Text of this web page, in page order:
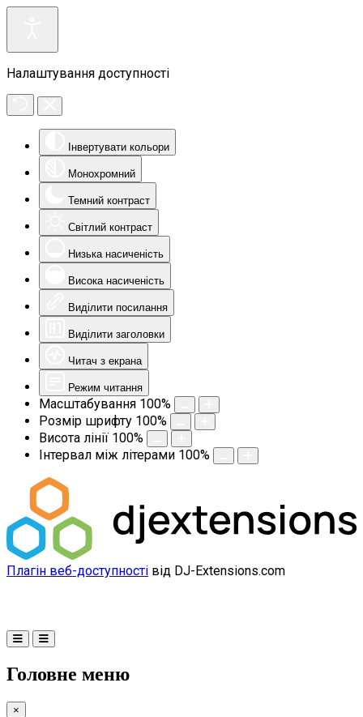
Налаштування доступності
Інвертувати кольори
Монохромний
Темний контраст
Світлий контраст
Низька насиченість
Висока насиченість
Виділити посилання
Виділити заголовки
Читач з екрана
Режим читання
Масштабування 100%
Розмір шрифту 100%
Висота лінії 100%
Інтервал між літерами 100%
Плагін веб-доступності від DJ-Extensions.com
Головне меню
×